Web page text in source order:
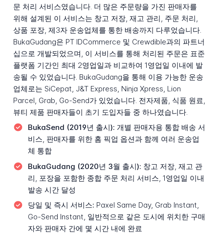
문 처리 서비스였습니다. 더 많은 주문량을 가진 판매자를
위해 설계된 이 서비스는 창고 저장, 재고 관리, 주문 처리,
상품 포장, 제3자 운송업체를 통한 배송까지 다루었습니다.
BukaGudang은 PT IDCommerce 및 Crewdible과의 파트너
십으로 개발되었으며, 이 서비스를 통해 처리된 주문은 표준
플랫폼 기간인 최대 2영업일과 비교하여 1영업일 이내에 발
송될 수 있었습니다. BukaGudang을 통해 이용 가능한 운송
업체로는 SiCepat, J&T Express, Ninja Xpress, Lion
Parcel, Grab, Go-Send가 있었습니다. 전자제품, 식품 원료,
뷰티 제품 판매자들이 초기 도입자들 중 하나였습니다.
BukaSend (2019년 출시): 개별 판매자용 통합 배송 서
비스, 판매자를 위한 홈 픽업 옵션과 함께 여러 운송업
체 통합
BukaGudang (2020년 3월 출시): 창고 저장, 재고 관
리, 포장을 포함한 종합 주문 처리 서비스, 1영업일 이내
발송 시간 달성
당일 및 즉시 서비스: Paxel Same Day, Grab Instant,
Go-Send Instant, 일반적으로 같은 도시에 위치한 구매
자와 판매자 간에 몇 시간 내에 완료